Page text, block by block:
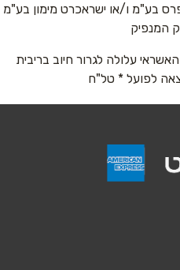
בע"מ ו/או ישראכרט מימון בע"מ
המנפיק
עלולה לגרור חיוב בריבית
לפועל * טל"ח